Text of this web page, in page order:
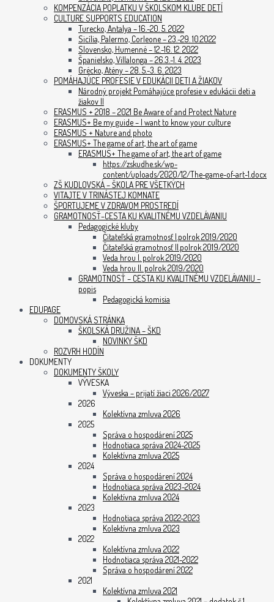
KOMPENZÁCIA POPLATKU V ŠKOLSKOM KLUBE DETÍ
CULTURE SUPPORTS EDUCATION
Turecko, Antalya – 16.-20. 5. 2022
Sicília, Palermo, Corleone – 23.-29. 10.2022
Slovensko, Humenné – 12.-16. 12. 2022
Španielsko, Villalonga – 26.3.-1. 4. 2023
Grécko, Atény – 28. 5.-3. 6. 2023
POMÁHAJÚCE PROFESIE V EDUKÁCII DETI A ŽIAKOV
Národný projekt Pomáhajúce profesie v edukácii deti a
žiakov II
ERASMUS + 2018 – 2021 Be Aware of and Protect Nature
ERASMUS+ Be my guide – I want to know your culture
ERASMUS + Nature and photo
ERASMUS+ The game of art, the art of game
ERASMUS+ The game of art, the art of game
https://zskudhe.sk/wp-
content/uploads/2020/12/The-game-of-art-1.docx
ZŠ KUDLOVSKÁ – ŠKOLA PRE VŠETKÝCH
VITAJTE V TRINÁSTEJ KOMNATE
ŠPORTUJEME V ZDRAVOM PROSTREDÍ
GRAMOTNOSŤ–CESTA KU KVALITNÉMU VZDELÁVANIU
Pedagogické kluby
Čitateľská gramotnosť I.polrok 2019/2020
Čitateľská gramotnosť II.polrok 2019/2020
Veda hrou I. polrok 2019/2020
Veda hrou II. polrok 2019/2020
GRAMOTNOSŤ – CESTA KU KVALITNÉMU VZDELÁVANIU –
popis
Pedagogická komisia
EDUPAGE
DOMOVSKÁ STRÁNKA
ŠKOLSKÁ DRUŽINA – ŠKD
NOVINKY ŠKD
ROZVRH HODÍN
DOKUMENTY
DOKUMENTY ŠKOLY
VÝVESKA
Výveska – prijatí žiaci 2026/2027
2026
Kolektívna zmluva 2026
2025
Správa o hospodárení 2025
Hodnotiaca správa 2024-2025
Kolektívna zmluva 2025
2024
Správa o hospodárení 2024
Hodnotiaca správa 2023-2024
Kolektívna zmluva 2024
2023
Hodnotiaca správa 2022-2023
Kolektívna zmluva 2023
2022
Kolektívna zmluva 2022
Hodnotiaca správa 2021-2022
Správa o hospodárení 2022
2021
Kolektívna zmluva 2021